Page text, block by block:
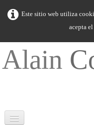
Este sitio web utiliza
acepta
Alain